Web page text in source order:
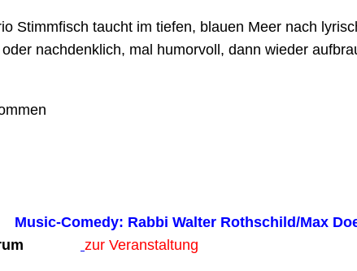
Stimmfisch taucht im tiefen, blauen Meer nach
nachdenklich, mal humorvoll, dann wieder
Music-Comedy: Rabbi Walter Rothschild/Max
Forum
zur Veranstaltung